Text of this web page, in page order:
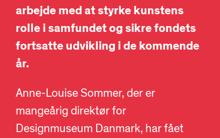
arbejde med at styrke kunstens
rolle i samfundet og sikre fondets
fortsatte udvikling i de kommende
år.
Anne-Louise Sommer, der er
mangeårig direktør for
Designmuseum Danmark, har fået